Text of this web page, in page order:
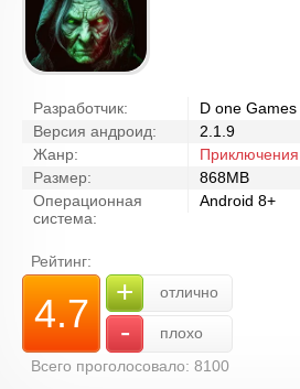
Разработчик:
D one Games
Версия андроид:
2.1.9
Жанр:
Приключения
Размер:
868MB
Операционная
система:
Android 8+
Рейтинг:
4.7 + отлично
-
плохо
Всего проголосовало: 8100